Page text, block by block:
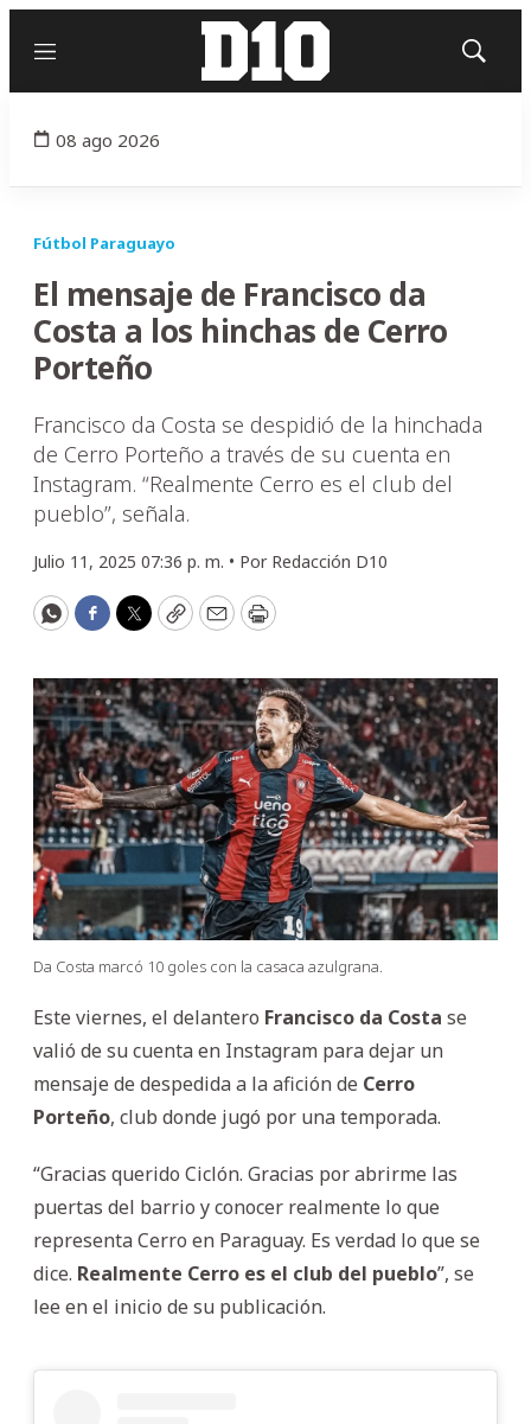
Menú
Mostrar
08 ago 2026
Fútbol Paraguayo
El mensaje de Francisco da
Costa a los hinchas de Cerro
Porteño
Francisco da Costa se despidió de la hinchada
de Cerro Porteño a través de su cuenta en
Instagram. “Realmente Cerro es el club del
pueblo”, señala.
Julio 11, 2025 07:36 p. m. • Por Redacción D10
WhatsApp
Facebook
Twitter
CopyEmailPrint
Da Costa marcó 10 goles con la casaca azulgrana.
Este viernes, el delantero Francisco da Costa se
valió de su cuenta en Instagram para dejar un
mensaje de despedida a la afición de Cerro
Porteño, club donde jugó por una temporada.
“Gracias querido Ciclón. Gracias por abrirme las
puertas del barrio y conocer realmente lo que
representa Cerro en Paraguay. Es verdad lo que se
dice. Realmente Cerro es el club del pueblo”, se
lee en el inicio de su publicación.